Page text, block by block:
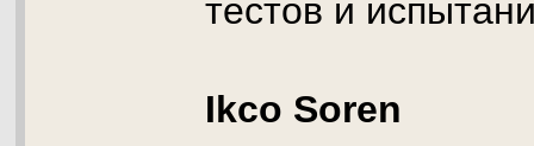
тестов и
Ikco Soren